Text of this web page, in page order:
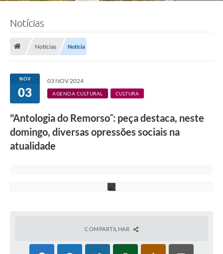
Notícias
Notícias Notícia
NOV
03
03 NOV 2024
AGENDA CULTURAL CULTURA
"Antologia do Remorso˜: peça destaca, neste
domingo, diversas opressões sociais na
atualidade
o
:
v
u
COMPARTILHAR